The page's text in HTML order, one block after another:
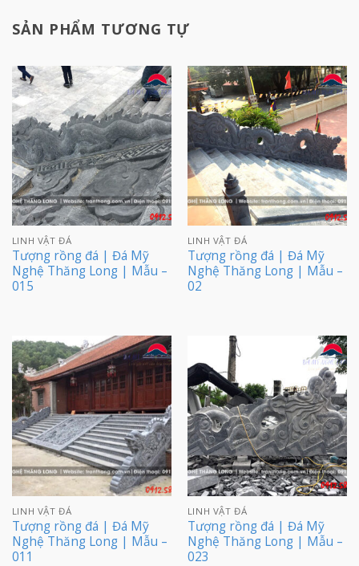
SẢN PHẨM TƯƠNG TỰ
LINH VẬT ĐÁ
Tượng rồng đá | Đá Mỹ
Nghệ Thăng Long | Mẫu –
015
LINH VẬT ĐÁ
Tượng rồng đá | Đá Mỹ
Nghệ Thăng Long | Mẫu –
02
LINH VẬT ĐÁ
Tượng rồng đá | Đá Mỹ
Nghệ Thăng Long | Mẫu –
011
LINH VẬT ĐÁ
Tượng rồng đá | Đá Mỹ
Nghệ Thăng Long | Mẫu –
023